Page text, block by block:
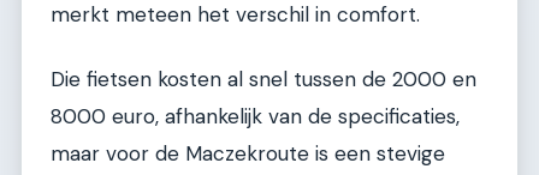
merkt meteen het verschil in comfort.
Die fietsen kosten al snel tussen de 2000 en
8000 euro, afhankelijk van de specificaties,
maar voor de Maczekroute is een stevige